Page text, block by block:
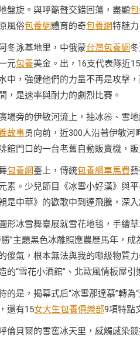
盤旋。與呼籲聲交錯回蕩，盡顯
風俗包養網體育的奇包養網特魅力
冬泳基地里，中俄蒙台灣包養網
元包養美金。出，16支代表隊近
中，強健他們的力量不再是攻擊
，是速率與耐力的劇烈比賽。
場旁的伊敏河流上，抽冰尜、雪
故事勇向前，近300人沿著伊敏河
館門口的一台老舊自動販賣機，
包養網臺上，傳統包養網車馬費
素。少兒節目《冰雪小好漢》與
是中華》的歡歌中到達飛騰，深
形冰雪舞臺展就雪花地毯，手繪
”主題黑色冰雕照應農歷馬年，成
的傻氣，根本無法與我的噸級物質
的“雪花小酒館”、北歐風情板屋
的是，揭幕式后“冰雪那達慕”轉
還有15女大生包養俱樂部9項特點
倫貝爾的雪窖冰天里，感觸感染